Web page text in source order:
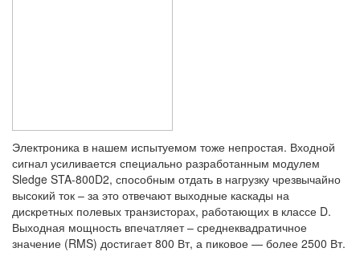
Электроника в нашем испытуемом тоже непростая. Входной
сигнал усиливается специально разработанным модулем
Sledge STA-800D2, способным отдать в нагрузку чрезвычайно
высокий ток – за это отвечают выходные каскады на
дискретных полевых транзисторах, работающих в классе D.
Выходная мощность впечатляет – среднеквадратичное
значение (RMS) достигает 800 Вт, а пиковое — более 2500 Вт.